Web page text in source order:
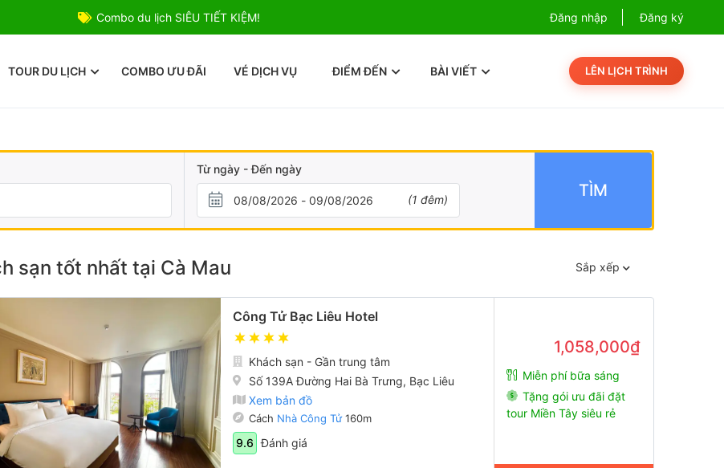
Combo du lịch SIÊU TIẾT KIỆM! Combo Phú Quốc Giá Cực SốcĐăng nhập Đăng ký
TOUR DU LỊCH COMBO ƯU ĐÃI VÉ DỊCH VỤ ĐIỂM ĐẾN BÀI VIẾT LÊN LỊCH TRÌNH
Từ ngày - Đến ngày
(1 đêm) TÌM
Sắp xếp
sạn tốt nhất tại Cà Mau
Công Tử Bạc Liêu Hotel
Khách sạn - Gần trung tâm
Số 139A Đường Hai Bà Trưng, Bạc Liêu
Xem bản đồ
Cách Nhà Công Tử160m
9.6 Đánh giá
1,058,000₫
Miễn phí bữa sáng
Tặng gói ưu đãi đặt
tour Miền Tây siêu rẻ